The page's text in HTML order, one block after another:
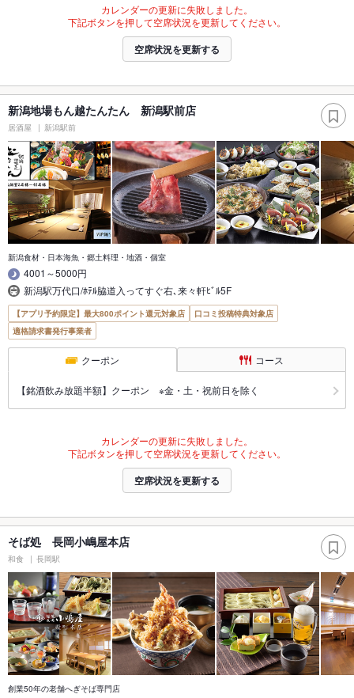
カレンダーの更新に失敗しました。
下記ボタンを押して空席状況を更新してください。
空席状況を更新する
新潟地場もん越たんたん 新潟駅前店
居酒屋 新潟駅前
新潟食材・日本海魚・郷土料理・地酒・個室
4001～5000円
新潟駅万代口/ﾎﾃﾙ脇道入ってすぐ右､来々軒ﾋﾞﾙ5F
【アプリ予約限定】最大800ポイント還元対象店
口コミ投稿特典対象店
適格請求書発行事業者
クーポン コース
【銘酒飲み放題半額】クーポン ※金・土・祝前日を除く
カレンダーの更新に失敗しました。
下記ボタンを押して空席状況を更新してください。
空席状況を更新する
そば処 長岡小嶋屋本店
和食 長岡駅
創業50年の老舗へぎそば専門店